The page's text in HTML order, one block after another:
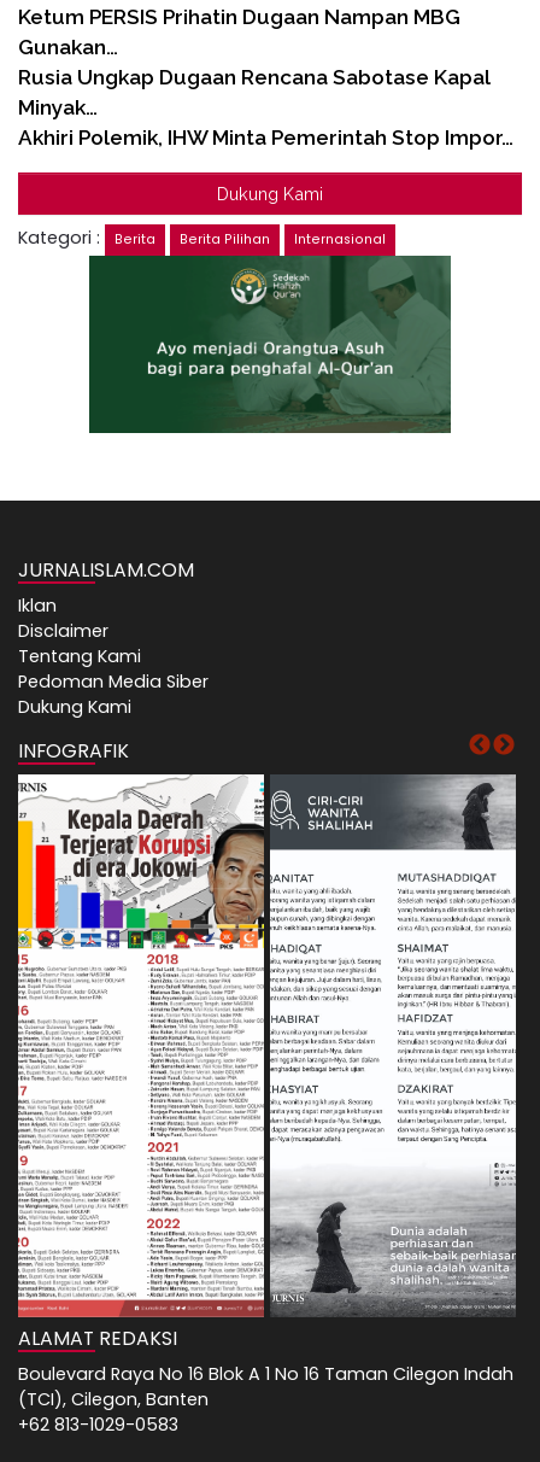
Ketum PERSIS Prihatin Dugaan Nampan MBG
Gunakan…
Rusia Ungkap Dugaan Rencana Sabotase Kapal
Minyak…
Akhiri Polemik, IHW Minta Pemerintah Stop Impor…
Dukung Kami
Kategori : Berita Berita Pilihan Internasional
JURNALISLAM.COM
Iklan
Disclaimer
Tentang Kami
Pedoman Media Siber
Dukung Kami
INFOGRAFIK
ALAMAT REDAKSI
Boulevard Raya No 16 Blok A 1 No 16 Taman Cilegon Indah
(TCI), Cilegon, Banten
+62 813-1029-0583